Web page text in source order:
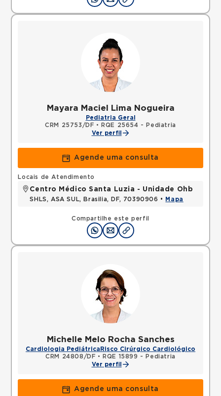
Mayara Maciel Lima Nogueira
Pediatria Geral
CRM 25753/DF •
RQE 25654 - Pediatria
Ver perfil
Agende uma consulta
Compartilhe este perfil
Locais de Atendimento
Centro Médico Santa Luzia - Unidade Ohb
SHLS, ASA SUL, Brasilia, DF, 70390906 • Mapa
Michelle Melo Rocha Sanches
Cardiologia Pediátrica Risco Cirúrgico Cardiológico
CRM 24808/DF •
RQE 15899 - Pediatria
Ver perfil
Agende uma consulta